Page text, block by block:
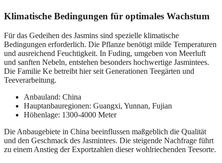
Klimatische Bedingungen für optimales Wachstum
Für das Gedeihen des Jasmins sind spezielle klimatische
Bedingungen erforderlich. Die Pflanze benötigt milde Temperaturen
und ausreichend Feuchtigkeit. In Fuding, umgeben von Meerluft
und sanften Nebeln, entstehen besonders hochwertige Jasmintees.
Die Familie Ke betreibt hier seit Generationen Teegärten und
Teeverarbeitung.
Anbauland: China
Hauptanbauregionen: Guangxi, Yunnan, Fujian
Höhenlage: 1300-4000 Meter
Die Anbaugebiete in China beeinflussen maßgeblich die Qualität
und den Geschmack des Jasmintees. Die steigende Nachfrage führt
zu einem Anstieg der Exportzahlen dieser wohlriechenden Teesorte.